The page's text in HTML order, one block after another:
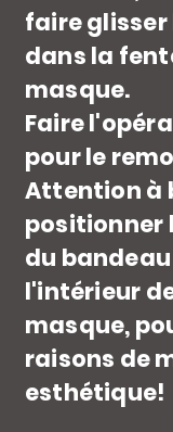
faire
dans la
masque.
Faire
pour le
Attention à
positionner
du
l'intérieur
masque,
raisons de
esthétique!